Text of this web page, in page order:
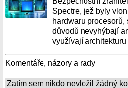
Spectre, jež byly
hardwaru procesorů,
důvodů nevyhýbají
využívají architekturu
Komentáře, názory a rady
Zatím sem nikdo nevložil žádný